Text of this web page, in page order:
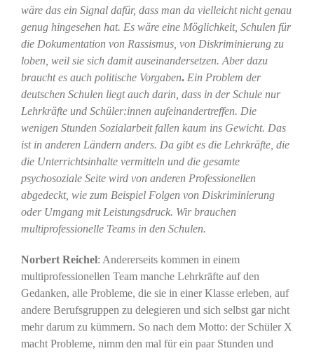
wäre das ein Signal dafür, dass man da vielleicht nicht genau
genug hingesehen hat. Es wäre eine Möglichkeit, Schulen für
die Dokumentation von Rassismus, von Diskriminierung zu
loben, weil sie sich damit auseinandersetzen. Aber dazu
braucht es auch politische Vorgaben. Ein Problem der
deutschen Schulen liegt auch darin, dass in der Schule nur
Lehrkräfte und Schüler:innen aufeinandertreffen. Die
wenigen Stunden Sozialarbeit fallen kaum ins Gewicht. Das
ist in anderen Ländern anders. Da gibt es die Lehrkräfte, die
die Unterrichtsinhalte vermitteln und die gesamte
psychosoziale Seite wird von anderen Professionellen
abgedeckt, wie zum Beispiel Folgen von Diskriminierung
oder Umgang mit Leistungsdruck. Wir brauchen
multiprofessionelle Teams in den Schulen.
Norbert Reichel: Andererseits kommen in einem
multiprofessionellen Team manche Lehrkräfte auf den
Gedanken, alle Probleme, die sie in einer Klasse erleben, auf
andere Berufsgruppen zu delegieren und sich selbst gar nicht
mehr darum zu kümmern. So nach dem Motto: der Schüler X
macht Probleme, nimm den mal für ein paar Stunden und